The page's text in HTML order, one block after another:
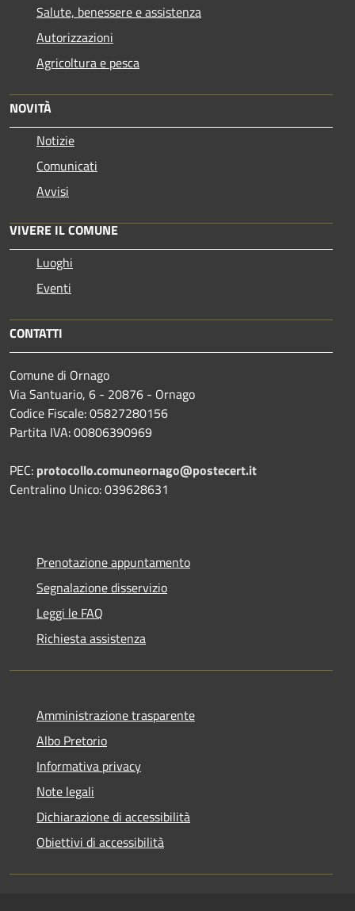
Salute, benessere e assistenza
Autorizzazioni
Agricoltura e pesca
NOVITÀ
Notizie
Comunicati
Avvisi
VIVERE IL COMUNE
Luoghi
Eventi
CONTATTI
Comune di Ornago
Via Santuario, 6 - 20876 - Ornago
Codice Fiscale: 05827280156
Partita IVA: 00806390969
PEC: protocollo.comuneornago@postecert.it
Centralino Unico: 039628631
Prenotazione appuntamento
Segnalazione disservizio
Leggi le FAQ
Richiesta assistenza
Amministrazione trasparente
Albo Pretorio
Informativa privacy
Note legali
Dichiarazione di accessibilità
Obiettivi di accessibilità